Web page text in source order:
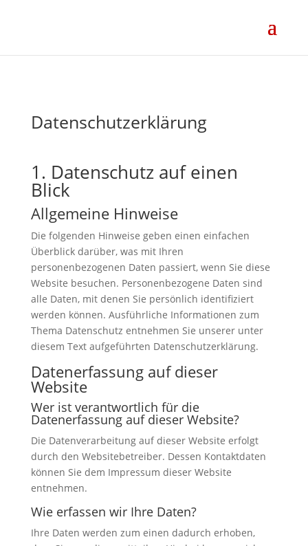
Datenschutz­erklärung
1. Datenschutz auf einen
Blick
Allgemeine Hinweise
Die folgenden Hinweise geben einen einfachen
Überblick darüber, was mit Ihren
personenbezogenen Daten passiert, wenn Sie diese
Website besuchen. Personenbezogene Daten sind
alle Daten, mit denen Sie persönlich identifiziert
werden können. Ausführliche Informationen zum
Thema Datenschutz entnehmen Sie unserer unter
diesem Text aufgeführten Datenschutzerklärung.
Datenerfassung auf dieser
Website
Wer ist verantwortlich für die
Datenerfassung auf dieser Website?
Die Datenverarbeitung auf dieser Website erfolgt
durch den Websitebetreiber. Dessen Kontaktdaten
können Sie dem Impressum dieser Website
entnehmen.
Wie erfassen wir Ihre Daten?
Ihre Daten werden zum einen dadurch erhoben,